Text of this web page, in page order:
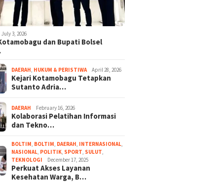
July 3, 2026
dan Bupati Bolsel
DAERAH, HUKUM & PERISTIWA April 28, 2026
Kejari Kotamobagu Tetapkan
Sutanto Adria…
DAERAH February 16, 2026
Kolaborasi Pelatihan Informasi
dan Tekno…
BOLTIM, BOLTIM, DAERAH, INTERNASIONAL,
NASIONAL, POLITIK, SPORT, SULUT,
TEKNOLOGI
December 17, 2025
Perkuat Akses Layanan
Kesehatan Warga, B…